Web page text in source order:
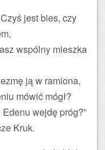
jest bies, czy
wspólny mieszka
ją w ramiona,
mówić mógł?
wejdę próg?”
Kruk.